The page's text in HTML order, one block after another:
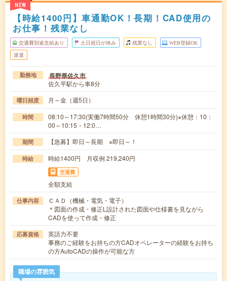
NEW
【時給1400円】車通勤OK！長期！CAD使用の
お仕事！残業なし
交通費別途支給あり 土日祝日が休み 残業なし WEB登録OK
派遣
勤務地 長野県佐久市
佐久平駅から車8分
曜日頻度 月～金（週5日）
時間
08:10～17:30(実働7時間50分 休憩1時間30分)※休憩：10：
00～10:15・12:0…
期間 【急募】即日～長期 ※即日～！
時給 時給1400円 月収例 219,240円
交通費
全額支給
仕事内容
ＣＡＤ（機械・電気・電子）
＊図面の作成・修正L設計された図面や仕様書を見ながら
CADを使って作成・修正
応募資格
英語力不要
事務のご経験をお持ちの方CADオペレーターの経験をお持ち
の方AutoCADの操作が可能な方
職場の雰囲気